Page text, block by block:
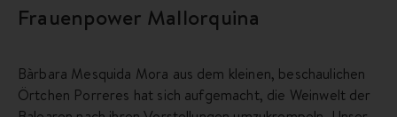
Frauenpower Mallorquina
Bàrbara Mesquida Mora aus dem kleinen, beschaulichen
Örtchen Porreres hat sich aufgemacht, die Weinwelt der